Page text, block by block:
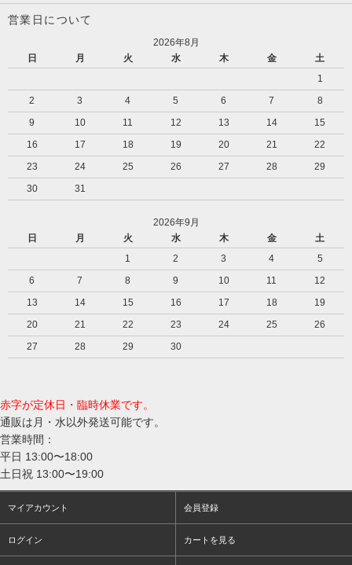
営業日について
2026年8月
日
月 火 水 木 金
土
1
2
3 4 5 6 7
8
9
10 11 12 13 14
15
16
17 18 19 20 21
22
23
24 25 26 27 28
29
30
31
2026年9月
日
月 火 水 木 金
土
1
2 3 4
5
6
7 8 9 10 11
12
13
14 15 16 17 18
19
20
21 22 23 24 25
26
27
28 29 30
赤字が定休日・臨時休業です。
通販は月・水以外発送可能です。
営業時間：
平日 13:00〜18:00
土日祝 13:00〜19:00
マイアカウント 会員登録
ログイン カートを見る